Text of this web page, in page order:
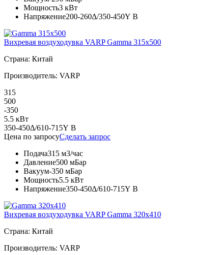
Мощность3 кВт
Напряжение200-260Δ/350-450Y В
Вихревая воздуходувка VARP Gamma 315x500
Страна: Китай
Производитель: VARP
315
500
-350
5.5 кВт
350-450Δ/610-715Y В
Цена по запросуСделать запрос
Подача315 м3/час
Давление500 мБар
Вакуум-350 мБар
Мощность5.5 кВт
Напряжение350-450Δ/610-715Y В
Вихревая воздуходувка VARP Gamma 320x410
Страна: Китай
Производитель: VARP